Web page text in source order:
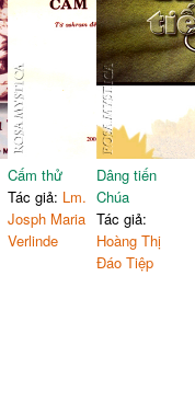
Cấm thử
Tác giả: Lm.
Josph Maria
Verlinde
Dâng tiến
Chúa
Tác giả:
Hoàng Thị
Đáo Tiệp